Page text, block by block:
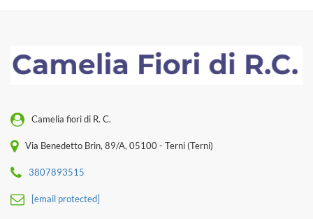
Camelia fiori di R. C.
Via Benedetto Brin, 89/A, 05100 - Terni (Terni)
3807893515
[email protected]